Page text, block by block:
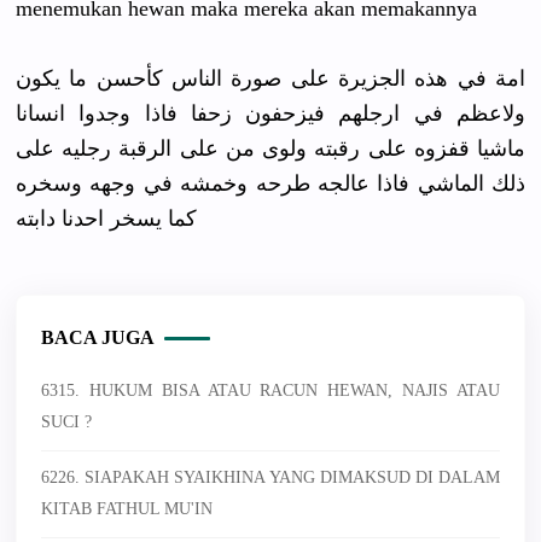
menemukan hewan maka mereka akan memakannya
امة في هذه الجزيرة على صورة الناس كأحسن ما يكون
ولاعظم في ارجلهم فيزحفون زحفا فاذا وجدوا انسانا
ماشيا قفزوه على رقبته ولوى من على الرقبة رجليه على
ذلك الماشي فاذا عالجه طرحه وخمشه في وجهه وسخره
كما يسخر احدنا دابته
BACA JUGA
6315. HUKUM BISA ATAU RACUN HEWAN, NAJIS ATAU
SUCI ?
6226. SIAPAKAH SYAIKHINA YANG DIMAKSUD DI DALAM
KITAB FATHUL MU'IN